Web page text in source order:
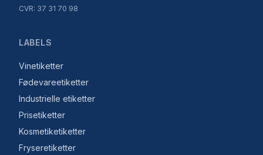
CVR: 37 31 70 98
LABELS
Vinetiketter
Fødevareetiketter
Industrielle etiketter
Prisetiketter
Kosmetiketiketter
Fryseretiketter